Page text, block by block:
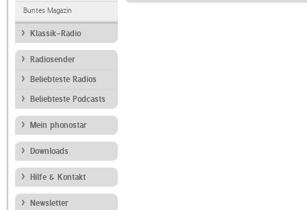
Buntes Magazin
Klassik-Radio
Radiosender
Beliebteste Radios
Beliebteste Podcasts
Mein phonostar
Downloads
Hilfe & Kontakt
Newsletter